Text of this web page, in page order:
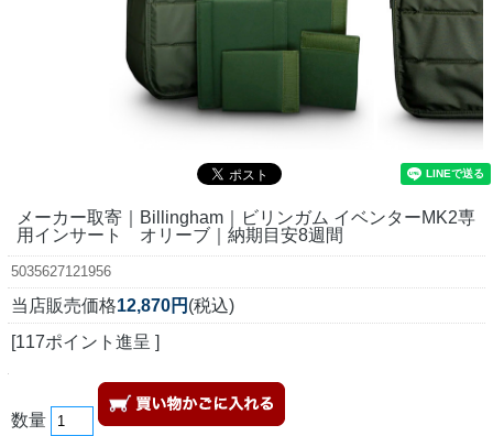
メーカー取寄｜Billingham｜ビリンガム イベンターMK2専
用インサート オリーブ｜納期目安8週間
5035627121956
当店販売価格12,870円 (税込)
[117ポイント進呈 ]
数量